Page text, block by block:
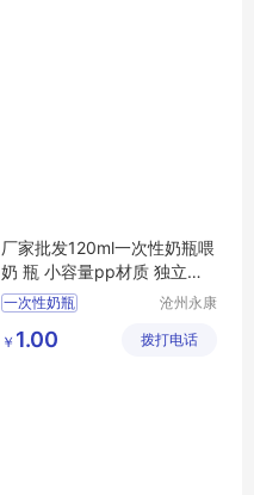
厂家批发120ml一次性奶瓶喂
奶 瓶 小容量pp材质 独立包
装
一次性奶瓶
沧州永康
有限公司
￥ 1.00 拨打电话